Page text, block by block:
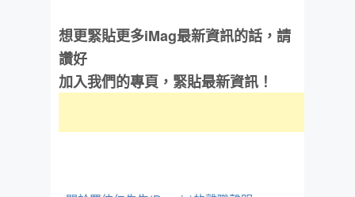
想更緊貼更多iMag最新資訊的話，請
讚好
加入我們的專頁，緊貼最新資訊！